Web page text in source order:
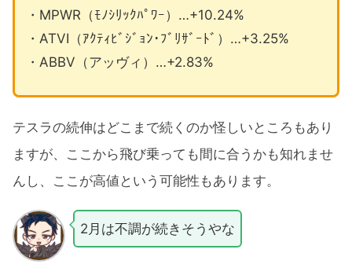
・MPWR（ﾓﾉｼﾘｯｸﾊﾟﾜｰ）…+10.24%
・ATVI（ｱｸﾃｨﾋﾞｼﾞｮﾝ･ﾌﾞﾘｻﾞｰﾄﾞ）…+3.25%
・ABBV（アッヴィ）…+2.83%
テスラの続伸はどこまで続くのか怪しいところもあり
ますが、ここから飛び乗っても間に合うかも知れませ
んし、ここが高値という可能性もあります。
2月は不調が続きそうやな